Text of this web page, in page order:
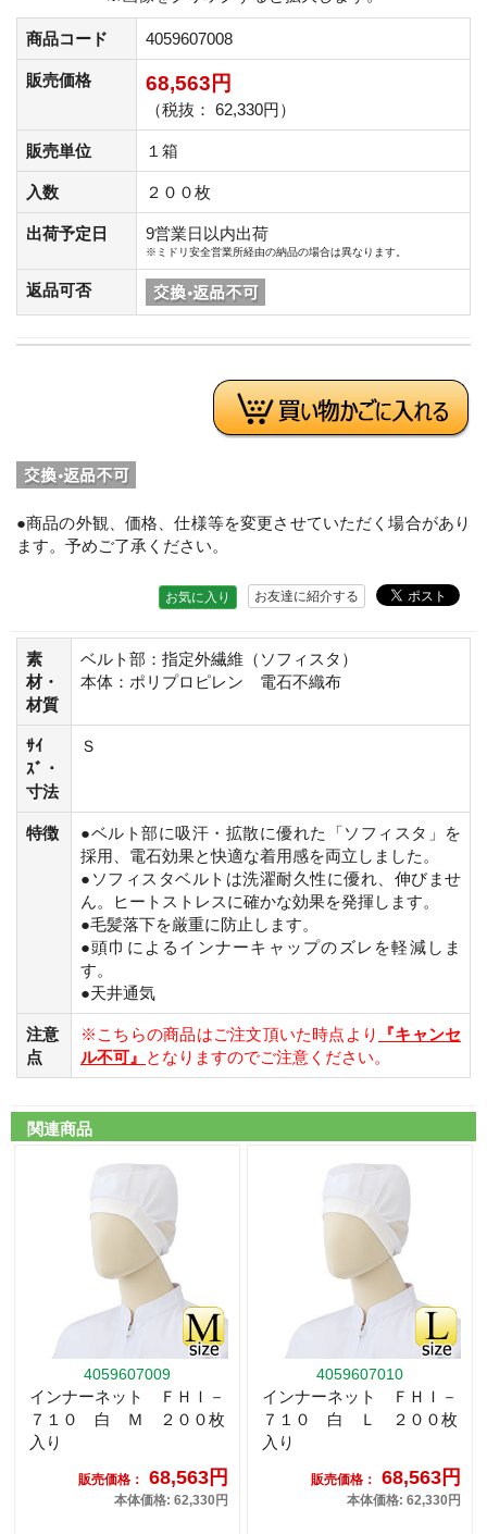
商品コード 4059607008
販売価格 68,563円
（税抜： 62,330円）
販売単位 １箱
入数 ２００枚
出荷予定日 9営業日以内出荷
※ミドリ安全営業所経由の納品の場合は異なります。
返品可否
●商品の外観、価格、仕様等を変更させていただく場合があり
ます。予めご了承ください。
お友達に紹介する
お気に入り
素
材・
材質
ベルト部：指定外繊維（ソフィスタ）
本体：ポリプロピレン 電石不織布
ｻｲ
ｽﾞ・
寸法
Ｓ
特徴
●ベルト部に吸汗・拡散に優れた「ソフィスタ」を
採用、電石効果と快適な着用感を両立しました。
●ソフィスタベルトは洗濯耐久性に優れ、伸びませ
ん。ヒートストレスに確かな効果を発揮します。
●毛髪落下を厳重に防止します。
●頭巾によるインナーキャップのズレを軽減しま
す。
●天井通気
注意
点
※こちらの商品はご注文頂いた時点より
『キャンセ
ル不可』 となりますのでご注意ください。
関連商品
4059607009
インナーネット ＦＨＩ－
７１０ 白 Ｍ ２００枚
入り
販売価格： 68,563円
本体価格: 62,330円
4059607010
インナーネット ＦＨＩ－
７１０ 白 Ｌ ２００枚
入り
販売価格： 68,563円
本体価格: 62,330円